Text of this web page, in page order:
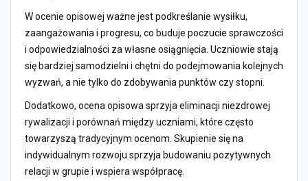
W ocenie opisowej ważne jest podkreślanie wysiłku,
zaangażowania i progresu, co buduje poczucie sprawczości
i odpowiedzialności za własne osiągnięcia. Uczniowie stają
się bardziej samodzielni i chętni do podejmowania kolejnych
wyzwań, a nie tylko do zdobywania punktów czy stopni.
Dodatkowo, ocena opisowa sprzyja eliminacji niezdrowej
rywalizacji i porównań między uczniami, które często
towarzyszą tradycyjnym ocenom. Skupienie się na
indywidualnym rozwoju sprzyja budowaniu pozytywnych
relacji w grupie i wspiera współpracę.